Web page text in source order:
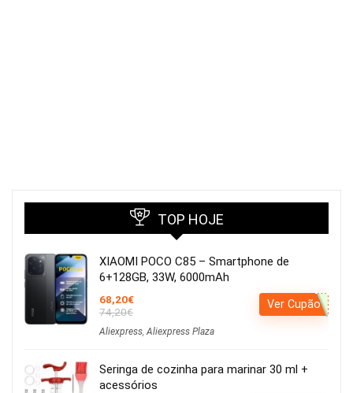
TOP HOJE
XIAOMI POCO C85 – Smartphone de
6+128GB, 33W, 6000mAh
68,20€
74,20€
Aliexpress Aliexpress Plaza
Ver Cupão
Seringa de cozinha para marinar 30 ml +
acessórios